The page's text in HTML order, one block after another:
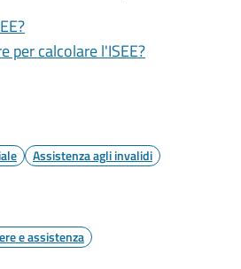
per calcolare l'ISEE?
Assistenza agli invalidi
e assistenza